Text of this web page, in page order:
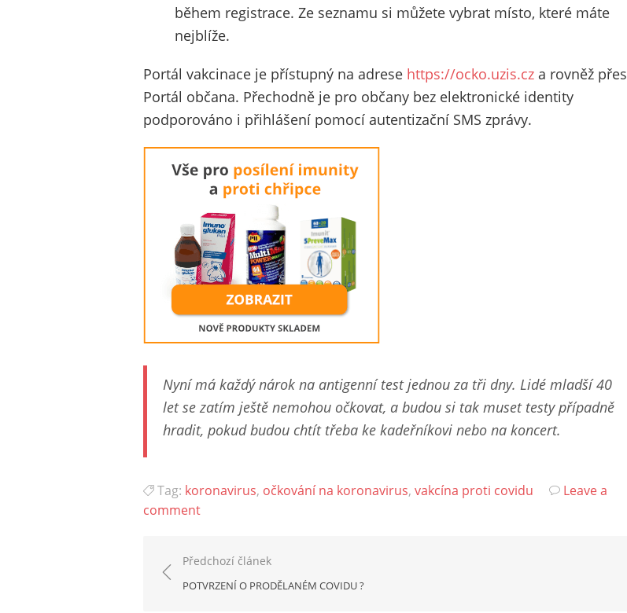
během registrace. Ze seznamu si můžete vybrat místo, které máte
nejblíže.
Portál vakcinace je přístupný na adrese https://ocko.uzis.cz a rovněž přes
Portál občana. Přechodně je pro občany bez elektronické identity
podporováno i přihlášení pomocí autentizační SMS zprávy.
Nyní má každý nárok na antigenní test jednou za tři dny. Lidé mladší 40
let se zatím ještě nemohou očkovat, a budou si tak muset testy případně
hradit, pokud budou chtít třeba ke kadeřníkovi nebo na koncert.
Tag: koronavirus, očkování na koronavirus, vakcína proti covidu
Leave a
comment
Navigace
pro
Předchozí článek
POTVRZENÍ O PRODĚLANÉM COVIDU ?